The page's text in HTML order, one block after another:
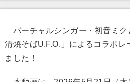
バーチャルシンガー・初音ミク
清焼そばU.F.O.」によるコラボレ
ました！